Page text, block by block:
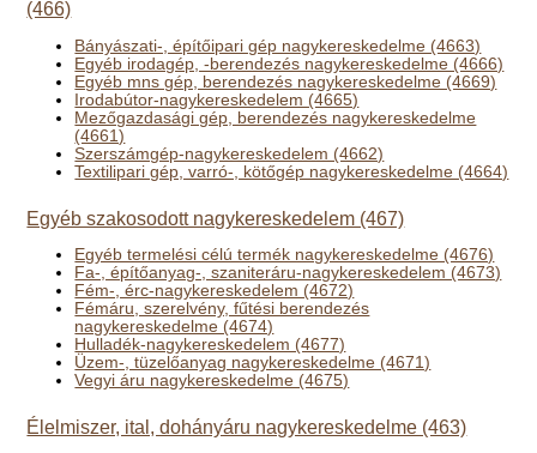
(466)
Bányászati-, építőipari gép nagykereskedelme (4663)
Egyéb irodagép, -berendezés nagykereskedelme (4666)
Egyéb mns gép, berendezés nagykereskedelme (4669)
Irodabútor-nagykereskedelem (4665)
Mezőgazdasági gép, berendezés nagykereskedelme
(4661)
Szerszámgép-nagykereskedelem (4662)
Textilipari gép, varró-, kötőgép nagykereskedelme (4664)
Egyéb szakosodott nagykereskedelem (467)
Egyéb termelési célú termék nagykereskedelme (4676)
Fa-, építőanyag-, szaniteráru-nagykereskedelem (4673)
Fém-, érc-nagykereskedelem (4672)
Fémáru, szerelvény, fűtési berendezés
nagykereskedelme (4674)
Hulladék-nagykereskedelem (4677)
Üzem-, tüzelőanyag nagykereskedelme (4671)
Vegyi áru nagykereskedelme (4675)
Élelmiszer, ital, dohányáru nagykereskedelme (463)